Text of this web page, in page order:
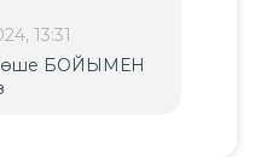
13:31
БОЙЫМЕН